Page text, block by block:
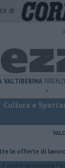
di
VALTIBERINA
Cultura e
di lavoro in